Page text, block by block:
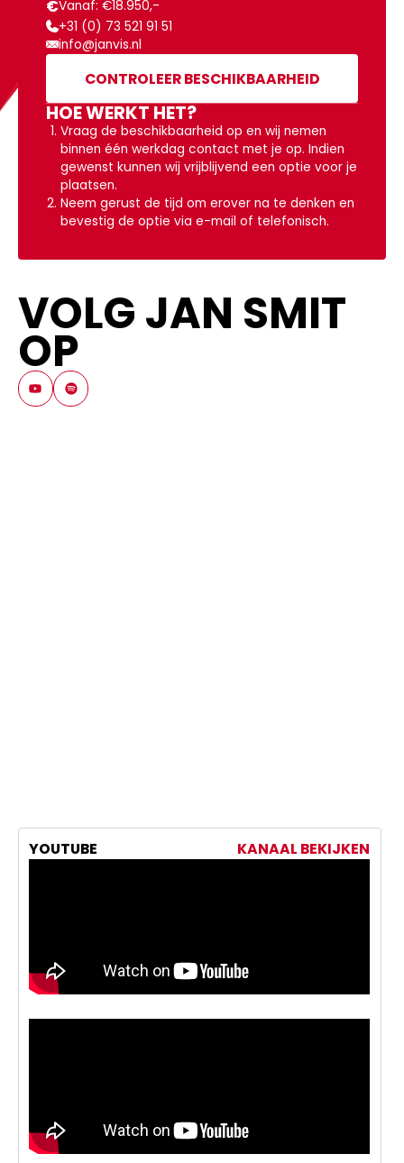
VOLG JAN SMIT
OP
YOUTUBE KANAAL BEKIJKEN
€Vanaf: €18.950,-
+31 (0) 73 521 91 51
info@janvis.nl
CONTROLEER BESCHIKBAARHEID
HOE WERKT HET?
Vraag de beschikbaarheid op en wij nemen
binnen één werkdag contact met je op. Indien
gewenst kunnen wij vrijblijvend een optie voor je
plaatsen.
Neem gerust de tijd om erover na te denken en
bevestig de optie via e-mail of telefonisch.